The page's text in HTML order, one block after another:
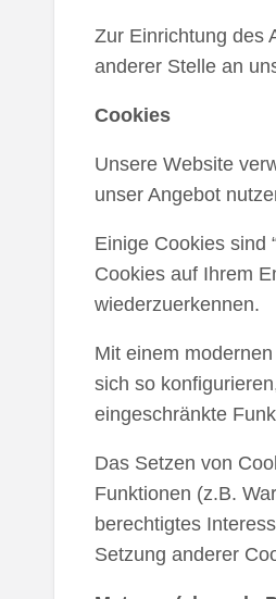
Zur Einrichtung des
anderer Stelle an
Cookies
Unsere Website
unser Angebot
Einige Cookies sind
Cookies auf Ihrem
wiederzuerkennen.
Mit einem
sich so
eingeschränkte
Das Setzen von
Funktionen (z.B.
berechtigtes
Setzung anderer